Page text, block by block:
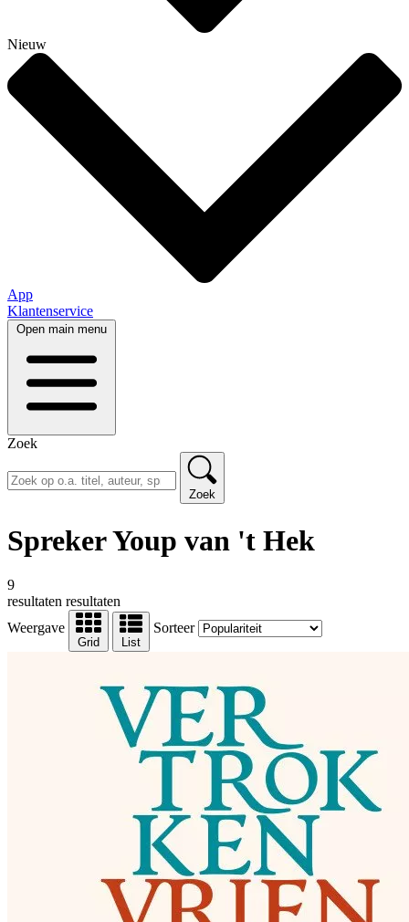
Nieuw
App
Klantenservice
Open main menu
Zoek
Zoek
Spreker Youp van 't Hek
9
resultaten resultaten
Weergave
Grid List
Sorteer